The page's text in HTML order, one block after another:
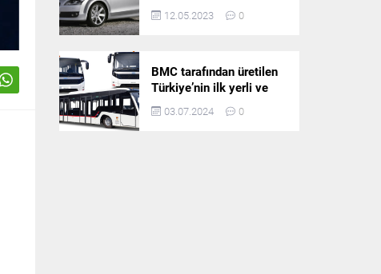
12.05.2023 0
BMC tarafından üretilen
Türkiye’nin ilk yerli ve
milli apron otobüsü
Neoport’a yurt dışından
03.07.2024 0